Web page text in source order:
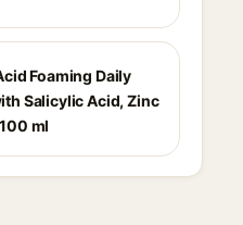
Foaming Daily
Salicylic Acid, Zinc
ml